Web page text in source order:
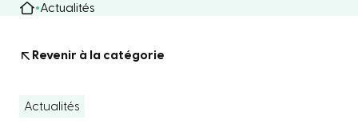
Actualités
Revenir à la catégorie
Actualités